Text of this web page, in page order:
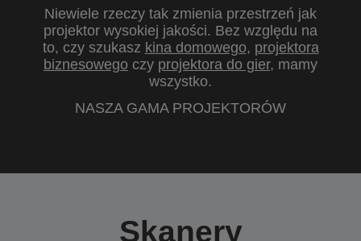
Niewiele rzeczy tak zmienia przestrzeń jak
projektor wysokiej jakości. Bez względu na
to, czy szukasz kina domowego, projektora
biznesowego czy projektora do gier, mamy
wszystko.
NASZA GAMA PROJEKTORÓW
Skanery